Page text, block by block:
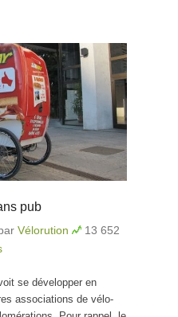
pub
Vélorution
13 652
se développer en
associations de vélo-